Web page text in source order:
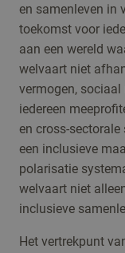
en samenleven in
toekomst voor
aan een wereld
welvaart niet
vermogen,
iedereen
en cross-
een inclusieve
polarisatie
welvaart niet
inclusieve
Het vertrekpunt